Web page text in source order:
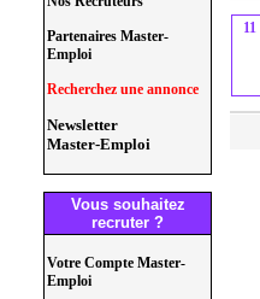
Partenaires Master-
Emploi
Recherchez une annonce
Newsletter
Master-Emploi
Vous souhaitez
recruter ?
Votre Compte Master-
Emploi
11